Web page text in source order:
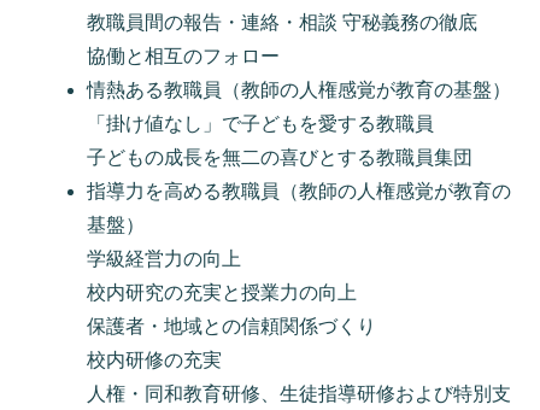
教職員間の報告・連絡・相談 守秘義務の徹底
協働と相互のフォロー
情熱ある教職員（教師の人権感覚が教育の基盤）
「掛け値なし」で子どもを愛する教職員
子どもの成長を無二の喜びとする教職員集団
指導力を高める教職員（教師の人権感覚が教育の
基盤）
学級経営力の向上
校内研究の充実と授業力の向上
保護者・地域との信頼関係づくり
校内研修の充実
人権・同和教育研修、生徒指導研修および特別支